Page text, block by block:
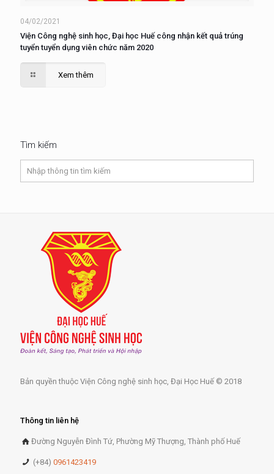
04/02/2021
Viện Công nghệ sinh học, Đại học Huế công nhận kết quả trúng
tuyển tuyển dụng viên chức năm 2020
Xem thêm
Tìm kiếm
Bản quyền thuộc Viện Công nghệ sinh học, Đại Học Huế © 2018
Thông tin liên hệ
Đường Nguyễn Đình Tứ, Phường Mỹ Thượng, Thành phố Huế
(+84)0961423419